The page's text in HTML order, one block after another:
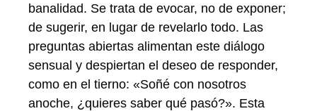
banalidad. Se trata de evocar, no de exponer;
de sugerir, en lugar de revelarlo todo. Las
preguntas abiertas alimentan este diálogo
sensual y despiertan el deseo de responder,
como en el tierno: «Soñé con nosotros
anoche, ¿quieres saber qué pasó?». Esta